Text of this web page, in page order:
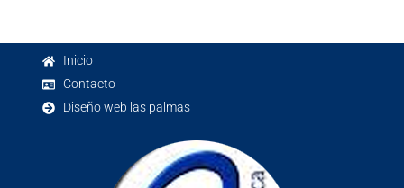
Inicio
Contacto
Diseño web las palmas